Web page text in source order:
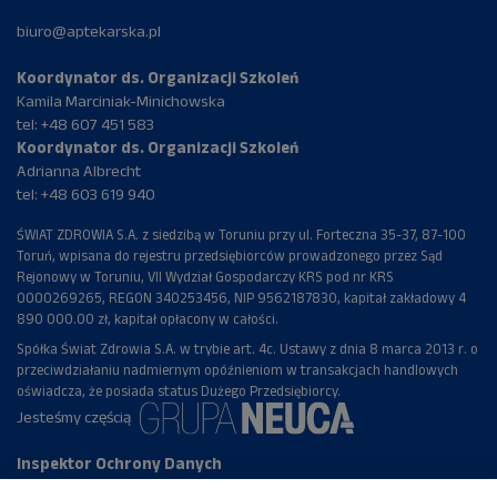
biuro@aptekarska.pl
Koordynator ds. Organizacji Szkoleń
Kamila Marciniak-Minichowska
tel: +48 607 451 583
Koordynator ds. Organizacji Szkoleń
Adrianna Albrecht
tel: +48 603 619 940
ŚWIAT ZDROWIA S.A. z siedzibą w Toruniu przy ul. Forteczna 35-37, 87-100
Toruń, wpisana do rejestru przedsiębiorców prowadzonego przez Sąd
Rejonowy w Toruniu, VII Wydział Gospodarczy KRS pod nr KRS
0000269265, REGON 340253456, NIP 9562187830, kapitał zakładowy 4
890 000.00 zł, kapitał opłacony w całości.
Spółka Świat Zdrowia S.A. w trybie art. 4c. Ustawy z dnia 8 marca 2013 r. o
przeciwdziałaniu nadmiernym opóźnieniom w transakcjach handlowych
oświadcza, że posiada status Dużego Przedsiębiorcy.
Jesteśmy częścią
Inspektor Ochrony Danych